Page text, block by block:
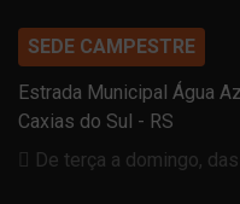
SEDE CAMPESTRE
Estrada Municipal Água
Caxias do Sul - RS
De terça a domingo,